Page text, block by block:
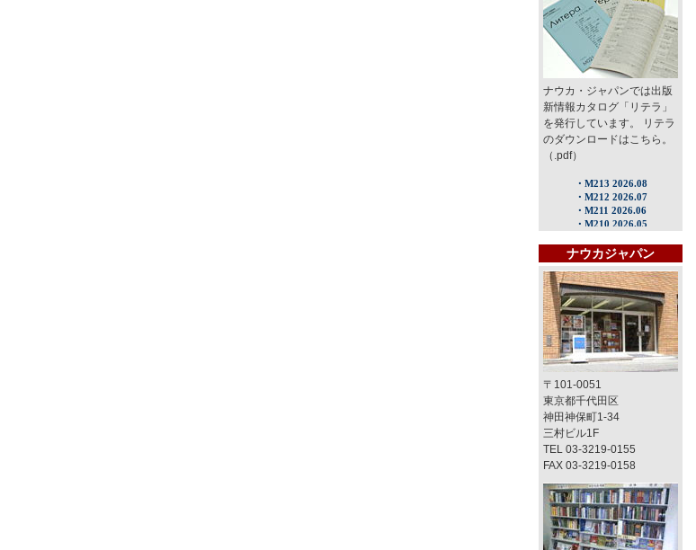
ナウカ・ジャパンでは出版
新情報カタログ「リテラ」
を発行しています。 リテラ
のダウンロードはこちら。
（.pdf）
ナウカジャパン
〒101-0051
東京都千代田区
神田神保町1-34
三村ビル1F
TEL 03-3219-0155
FAX 03-3219-0158